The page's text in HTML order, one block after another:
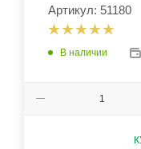
Артикул: 51180
В наличии